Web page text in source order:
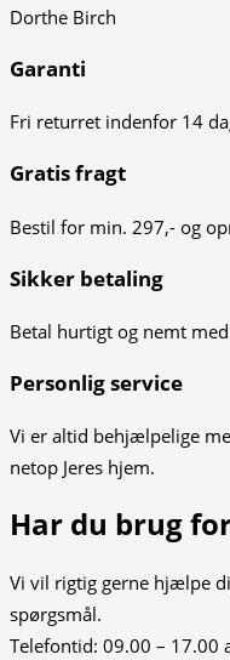
Dorthe Birch
Garanti
Fri returret indenfor 14
Gratis fragt
Bestil for min. 297,- og
Sikker betaling
Betal hurtigt og nemt
Personlig service
Vi er altid behjælpelige
netop Jeres hjem.
Har du brug
Vi vil rigtig gerne hjælpe
spørgsmål.
Telefontid: 09.00 – 17.00